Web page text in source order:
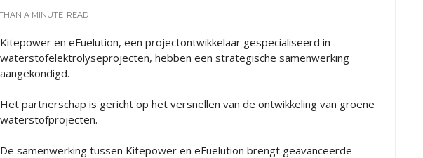
A MINUTE READ
Kitepower en eFuelution, een projectontwikkelaar gespecialiseerd in
waterstofelektrolyseprojecten, hebben een strategische samenwerking
aangekondigd.
Het partnerschap is gericht op het versnellen van de ontwikkeling van groene
waterstofprojecten.
De samenwerking tussen Kitepower en eFuelution brengt geavanceerde